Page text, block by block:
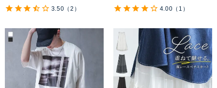
3.50 （2） 4.00 （1）